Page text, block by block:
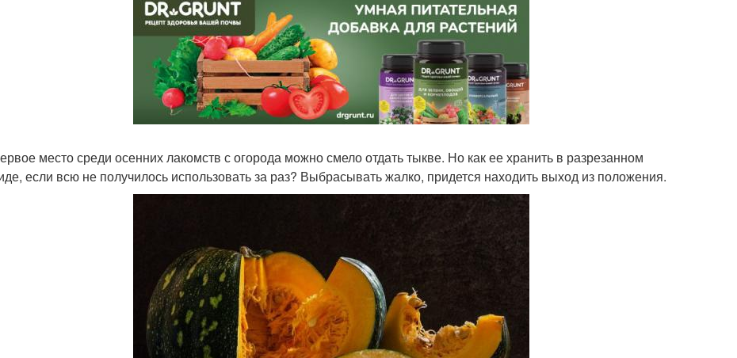
место среди осенних лакомств с огорода можно смело отдать тыкве. Но как ее хранить в разрезанном
если всю не получилось использовать за раз? Выбрасывать жалко, придется находить выход из положения.